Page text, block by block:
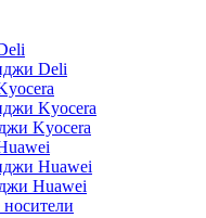
Deli
Kyocera
Kyocera
Huawei
Huawei